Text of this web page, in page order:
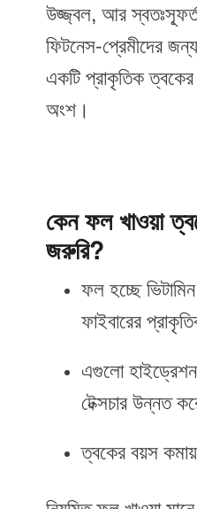
উজ্জ্বল, আর
ফিটনেস-প্রেমীদের
একটি প্রাকৃতিক ত্বকের
অংশ।
কেন ফল খাওয়া
জরুরি?
ফল হচ্ছে
ফাইবারের
এগুলো হাইড্রেশন
টেক্সচার উন্নত
ত্বকের বয়স